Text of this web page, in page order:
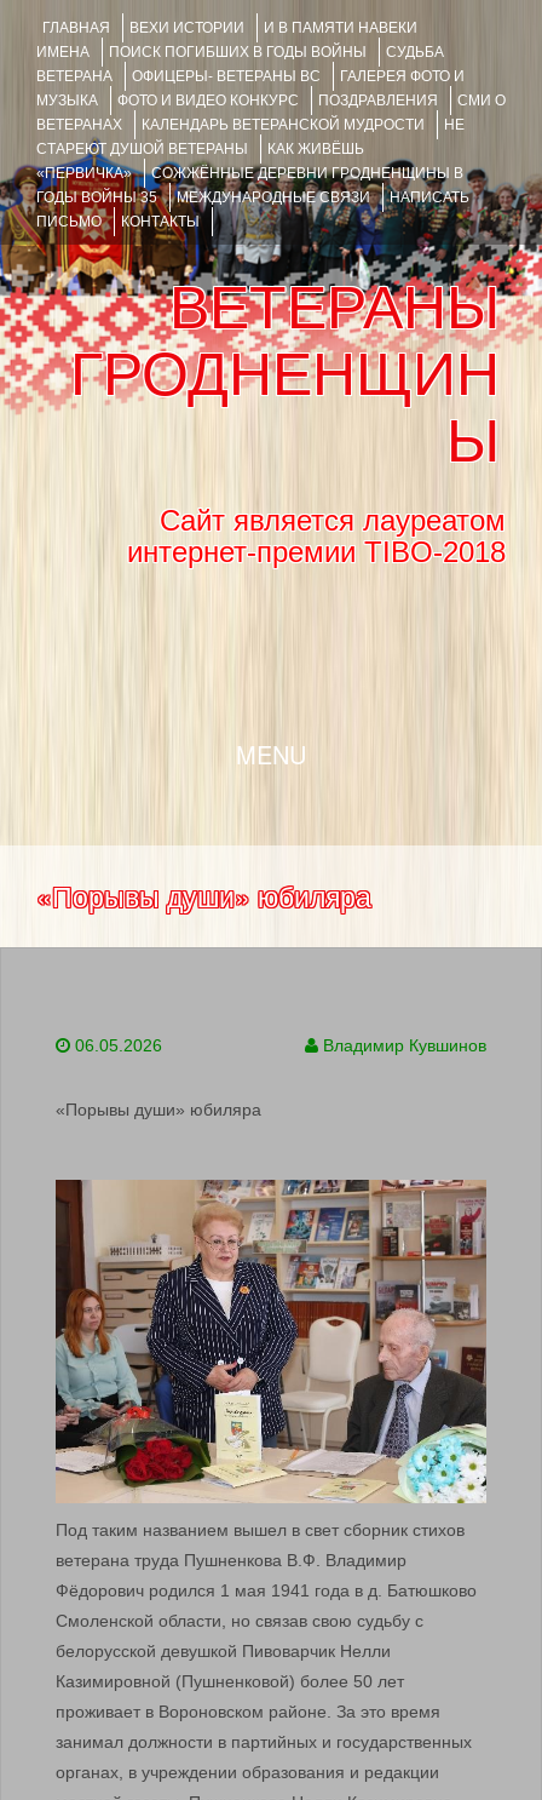
ГЛАВНАЯ ВЕХИ ИСТОРИИ
И В ПАМЯТИ НАВЕКИ
ИМЕНА
ПОИСК ПОГИБШИХ В ГОДЫ ВОЙНЫ
СУДЬБА
ВЕТЕРАНА
ОФИЦЕРЫ- ВЕТЕРАНЫ ВС
ГАЛЕРЕЯ ФОТО И
МУЗЫКА
ФОТО И ВИДЕО КОНКУРС ПОЗДРАВЛЕНИЯ
СМИ О
ВЕТЕРАНАХ
КАЛЕНДАРЬ ВЕТЕРАНСКОЙ МУДРОСТИ
НЕ
СТАРЕЮТ ДУШОЙ ВЕТЕРАНЫ
КАК ЖИВЁШЬ
«ПЕРВИЧКА»
СОЖЖЁННЫЕ ДЕРЕВНИ ГРОДНЕНЩИНЫ В
ГОДЫ ВОЙНЫ 35
МЕЖДУНАРОДНЫЕ СВЯЗИ
НАПИСАТЬ
ПИСЬМО
КОНТАКТЫ
ВЕТЕРАНЫ
ГРОДНЕНЩИН
Ы
Сайт является лауреатом
интернет-премии TIBO-2018
MENU
«Порывы души» юбиляра
06.05.2026 Владимир Кувшинов
«Порывы души» юбиляра
Под таким названием вышел в свет сборник стихов
ветерана труда Пушненкова В.Ф. Владимир
Фёдорович родился 1 мая 1941 года в д. Батюшково
Смоленской области, но связав свою судьбу с
белорусской девушкой Пивоварчик Нелли
Казимировной (Пушненковой) более 50 лет
проживает в Вороновском районе. За это время
занимал должности в партийных и государственных
органах, в учреждении образования и редакции